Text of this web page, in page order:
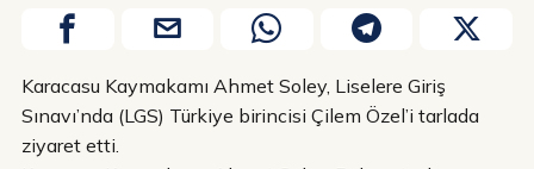
Karacasu Kaymakamı Ahmet Soley, Liselere Giriş
Sınavı’nda (LGS) Türkiye birincisi Çilem Özel’i tarlada
ziyaret etti.